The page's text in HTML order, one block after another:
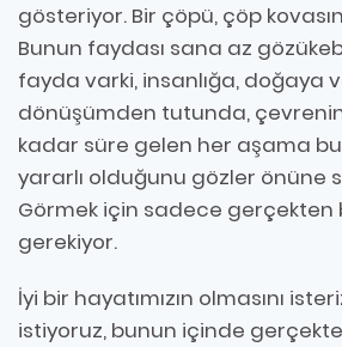
gösteriyor. Bir çöpü, çöp
Bunun faydası sana az
fayda varki, insanlığa, doğaya
dönüşümden tutunda,
kadar süre gelen her aşama
yararlı olduğunu gözler önüne
Görmek için sadece gerçekten
gerekiyor.
İyi bir hayatımızın olmasını
istiyoruz, bunun içinde